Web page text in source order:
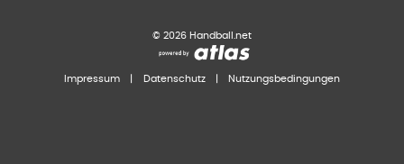
© 2026 Handball.net
Impressum Datenschutz Nutzungsbedingungen